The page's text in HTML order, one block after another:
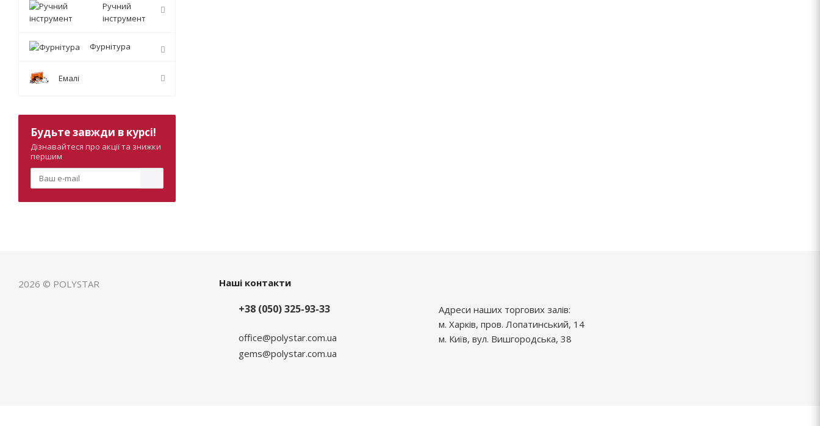
Ручний
інструмент
Фурнітура
Емалі
Будьте завжди в курсі!
Дізнавайтеся про акції та знижки
першим
2026 © POLYSTAR Наші контакти
+38 (050) 325-93-33
office@polystar.com.ua
gems@polystar.com.ua
Адреси наших торгових залів:
м. Харків, пров. Лопатинський, 14
м. Київ, вул. Вишгородська, 38